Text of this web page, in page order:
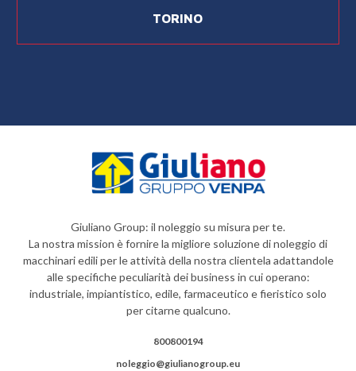
TORINO
Giuliano Group: il noleggio su misura per te.
La nostra mission è fornire la migliore soluzione di noleggio di
macchinari edili per le attività della nostra clientela adattandole
alle specifiche peculiarità dei business in cui operano:
industriale, impiantistico, edile, farmaceutico e fieristico solo
per citarne qualcuno.
800800194
noleggio@giulianogroup.eu